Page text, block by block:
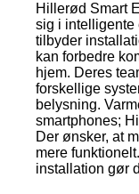
Hillerød Smart
sig i intelligente
tilbyder
kan forbedre
hjem. Deres
forskellige
belysning.
smartphones;
Der ønsker, at
mere
installation gør